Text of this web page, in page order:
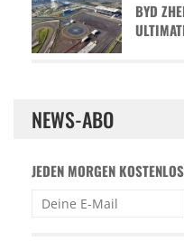
BYD
NEWS-ABO
JEDEN MORGEN